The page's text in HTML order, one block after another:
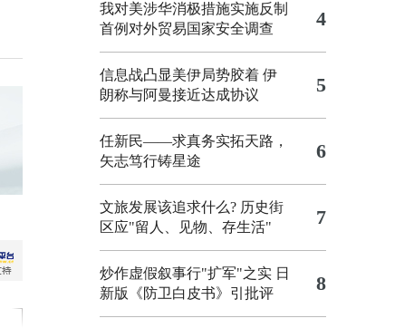
我对美涉华消极措施实施反制
首例对外贸易国家安全调查
4
信息战凸显美伊局势胶着 伊
朗称与阿曼接近达成协议
5
任新民——求真务实拓天路，
矢志笃行铸星途
6
文旅发展该追求什么? 历史街
区应"留人、见物、存生活"
7
炒作虚假叙事行"扩军"之实 日
新版《防卫白皮书》引批评
8